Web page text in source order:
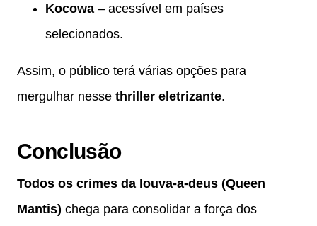
Kocowa – acessível em países
selecionados.
Assim, o público terá várias opções para
mergulhar nesse thriller eletrizante.
Conclusão
Todos os crimes da louva-a-deus (Queen
Mantis) chega para consolidar a força dos